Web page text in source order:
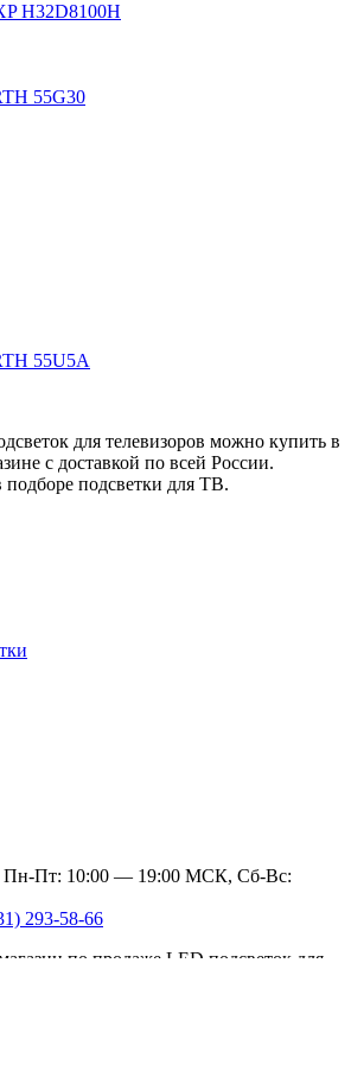
H32D8100H
55G30
55U5A
для телевизоров можно купить в
с доставкой по всей России.
подсветки для ТВ.
Пн-Пт: 10:00 — 19:00 МСК, Сб-Вс:
293-58-66
по продаже LED подсветок для